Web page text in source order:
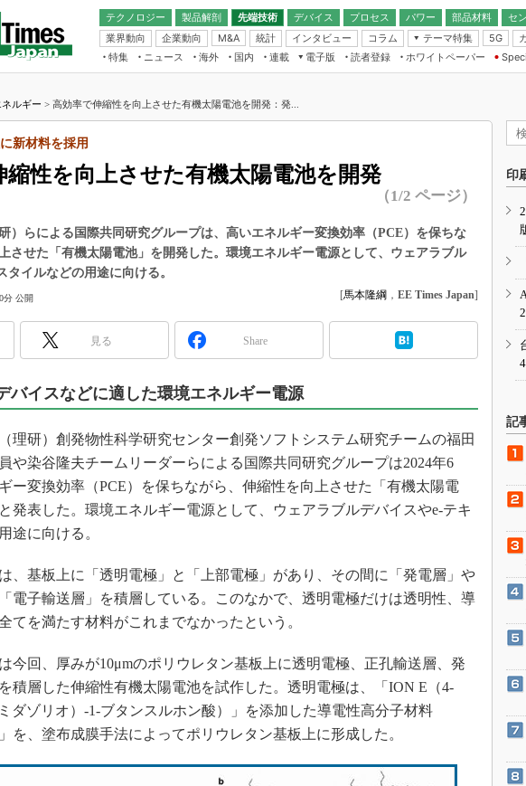
テクノロジー 製品解剖
先端技術
電池／エネルギー
デバイス
アナログ
マイコン
プロセス パワー 部品材料 セ
無線
業界動向
企業動向 M&A 統計 インタビュー コラム
テーマ特集
フィジカルAI
読者調査（EE Times Research）
IoT
電源設計（EDN Japan）
5G
IoT・エッジコ
EXPO
TECHNO-
人とくるま展
特集 ニュース 海外 国内
連載
福田昭のデバイス通信
大山聡の業界スコープ
リタイア直前エンジニアの社会人大
学漂流記
世界を「数字」で回してみよう
この10年で起こったこと、次の10年
で起こること
製品分解で探るアジアの新トレンド
光伝送技術を知る
“異端児エンジニア”が仕掛けた社内
改革、執念の180日
イノベーションは日本を救うのか
JASA発IoT通信
IHSアナリスト「未来展望」
「英語に愛されないエンジニア」の
ための新行動論
電子版
電子ブックレット
読者登録 ホワイトペーパー
ルギー > 高効率で伸縮性を向上させた有機太陽電池を開発：発...
縮性を向上させた有機太陽電池を開発
新材料を採用
（1/2 ページ）
）らによる国際共同研究グループは、高いエネルギー変換効率（PCE）を保ちな
させた「有機太陽電池」を開発した。環境エネルギー電源として、ウェアラブル
タイルなどの用途に向ける。
分 公開 [馬本隆綱 ， EE Times Japan]
見る Share
バイスなどに適した環境エネルギー電源
理研）創発物性科学研究センター創発ソフトシステム研究チームの福田
や染谷隆夫チームリーダーらによる国際共同研究グループは2024年6
ー変換効率（PCE）を保ちながら、伸縮性を向上させた「有機太陽電
発表した。環境エネルギー電源として、ウェアラブルデバイスやe-テキ
途に向ける。
、基板上に「透明電極」と「上部電極」があり、その間に「発電層」や
電子輸送層」を積層している。このなかで、透明電極だけは透明性、導
てを満たす材料がこれまでなかったという。
今回、厚みが10μmのポリウレタン基板上に透明電極、正孔輸送層、発
積層した伸縮性有機太陽電池を試作した。透明電極は、「ION E（4-
ミダゾリオ）-1-ブタンスルホン酸）」を添加した導電性高分子材料
」を、塗布成膜手法によってポリウレタン基板上に形成した。
印
記